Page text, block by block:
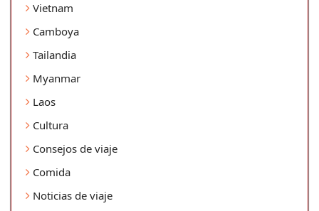
Vietnam
Camboya
Tailandia
Myanmar
Laos
Cultura
Consejos de viaje
Comida
Noticias de viaje